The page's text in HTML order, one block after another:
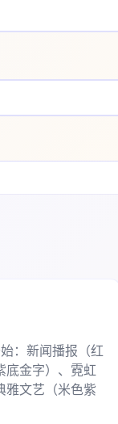
：新闻播报（红
底金字）、霓虹
雅文艺（米色紫